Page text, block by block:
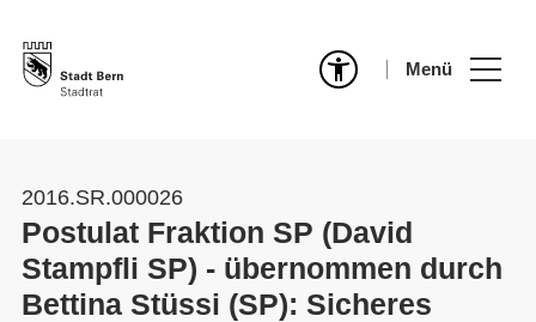
Menü
2016.SR.000026
Postulat Fraktion SP (David
Stampfli SP) - übernommen durch
Bettina Stüssi (SP): Sicheres